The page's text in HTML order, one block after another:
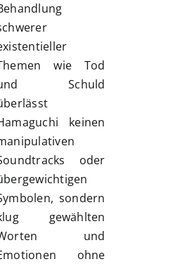
wie Tod
Schuld
keinen
oder
sondern
gewählten
und
ohne